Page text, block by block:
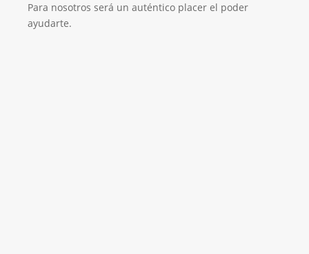
Para nosotros será un auténtico placer el poder
ayudarte.